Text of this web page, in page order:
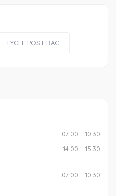
LYCEE POST BAC
07:00 - 10:30
14:00 - 15:30
07:00 - 10:30